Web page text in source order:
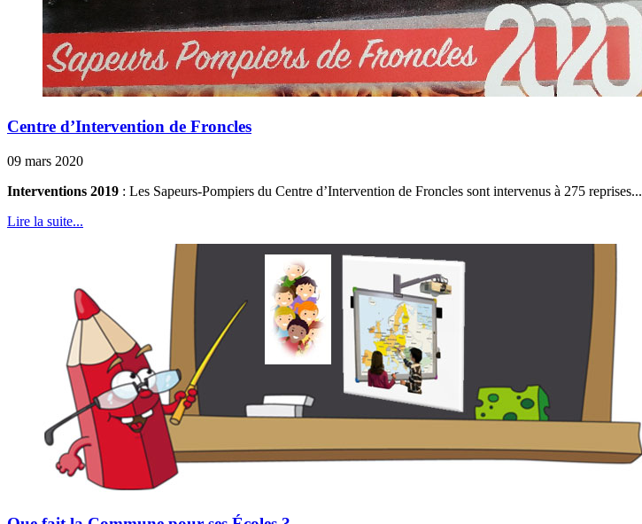
Centre d’Intervention de Froncles
09 mars 2020
Interventions 2019 : Les Sapeurs-Pompiers du Centre d’Intervention de Froncles sont intervenus à 275 reprises...
Lire la suite...